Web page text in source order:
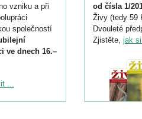
vzniku a při
společností
ve dnech 16.–
...
od čísla 1/
Živy (tedy 59
Dvouleté
Zjistěte, jak